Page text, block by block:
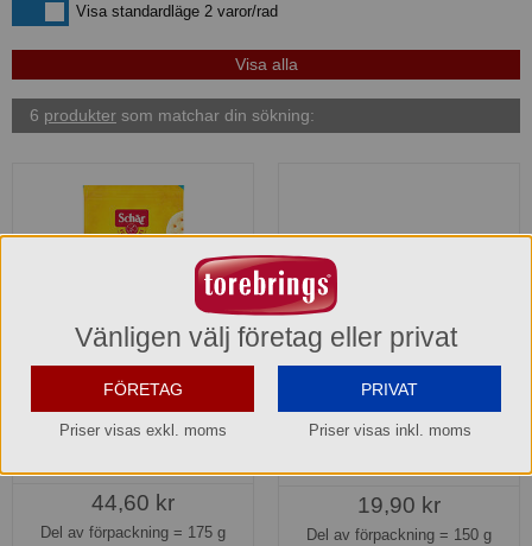
Visa standardlägeVisa standardläge 2 varor/rad
6 produkter som matchar din sökning:
Kex Salti glutenfri Schär
44,60 kr
Del av förpackning = 175 g
Kex Saltiner Göteborgs Kex
19,90 kr
Del av förpackning = 150 g
Vänligen välj företag eller privat
FÖRETAG
Priser visas exkl. moms
PRIVAT
Priser visas inkl. moms